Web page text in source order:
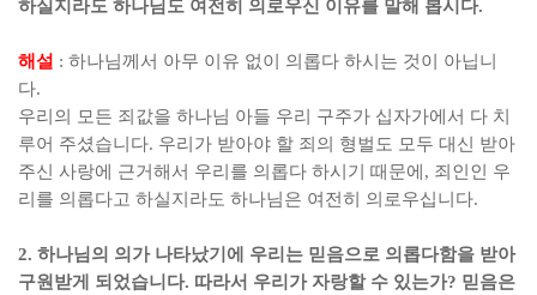
하실지라도 하나님도 여전히 의로우신 이유를 말해 봅시다.
해설 : 하나님께서 아무 이유 없이 의롭다 하시는 것이 아닙니
다.
우리의 모든 죄값을 하나님 아들 우리 구주가 십자가에서 다 치
루어 주셨습니다. 우리가 받아야 할 죄의 형벌도 모두 대신 받아
주신 사랑에 근거해서 우리를 의롭다 하시기 때문에 , 죄인인 우
리를 의롭다고 하실지라도 하나님은 여전히 의로우십니다.
2. 하나님의 의가 나타났기에 우리는 믿음으로 의롭다함을 받아
구원받게 되었습니다. 따라서 우리가 자랑할 수 있는가? 믿음은